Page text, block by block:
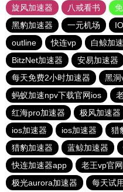
旋风加速器
八戒看书
黑豹加速器
一元机场
outline
快连vp 白鲸加
BitzNet加速器
安易加速器
每天免费2小时加速器
黑洞
蚂蚁加速npv下载官网ios
红海pro加速器
极风加速器
ios加速器
ios加速器 猎
猎豹加速器
蓝鲸加速器
快连加速器app
老王vp官网
极光aurora加速器
每天试